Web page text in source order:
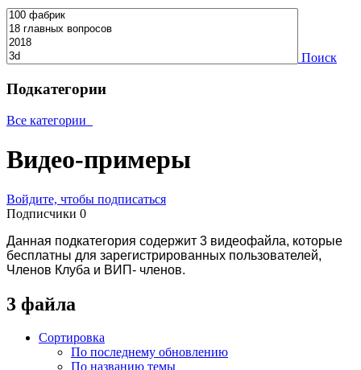
Поиск
Подкатегории
Все категории
Видео-примеры
Войдите, чтобы подписаться
Подписчики 0
Данная подкатегория содержит 3 видеофайла, которые
бесплатны для зарегистрированных пользователей,
Членов Клуба и ВИП- членов.
3 файла
Сортировка
По последнему обновлению
По названию темы